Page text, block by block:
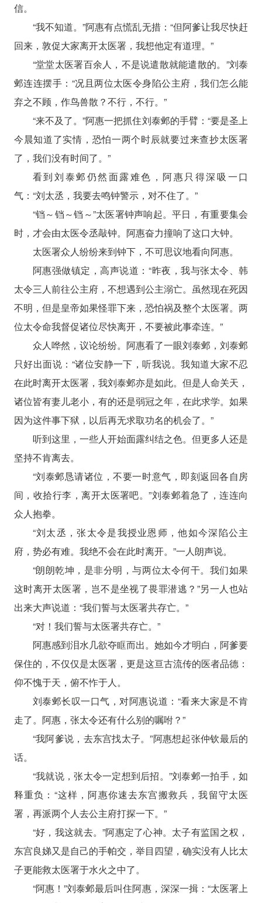
信。
“我不知道。”阿惠有点慌乱无措：“但阿爹让我尽快赶
回来，敦促大家离开太医署，我想他定有道理。”
“堂堂太医署百余人，不是说遣散就能遣散的。”刘泰
邺连连摆手：“况且两位太医令身陷公主府，我们怎么能
弃之不顾，作鸟兽散？不行，不行。”
“来不及了。”阿惠一把抓住刘泰邺的手臂：“要是圣上
今晨知道了实情，恐怕一两个时辰就要过来查抄太医署
了，我们没有时间了。”
看到刘泰邺仍然面露难色，阿惠只得深吸一口
气：“刘太丞，我要去鸣钟警示，对不住了。”
“铛～铛～铛～”太医署钟声响起。平日，有重要集会
时，才会由太医令丞敲钟。阿惠奋力撞响了这口大钟。
太医署众人纷纷来到钟下，不可思议地看向阿惠。
阿惠强做镇定，高声说道：“昨夜，我与张太令、韩
太令三人前往公主府，不想遇到公主溺亡。虽然现在死因
不明，但是皇帝如果怪罪下来，恐怕祸及整个太医署。两
位太令命我督促诸位尽快离开，不要被此事牵连。”
众人哗然，议论纷纷。阿惠看了一眼刘泰邺，刘泰邺
只好出面说：“诸位安静一下，听我说。我知道大家不忍
在此时离开太医署，我刘泰邺亦是如此。但是人命关天，
诸位皆有妻儿老小，有的还是弱冠之年，在此求学。如果
因为这件事下狱，以后再无求取功名的机会了。”
听到这里，一些人开始面露纠结之色。但更多人还是
坚持不肯离去。
“刘泰邺恳请诸位，不要一时意气，即刻返回各自房
间，收拾行李，离开太医署吧。”刘泰邺着急了，连连向
众人抱拳。
“刘太丞，张太令是我授业恩师，他如今深陷公主
府，势必有难。我绝不会在此时离开。”一人朗声说。
“朗朗乾坤，是非分明，与两位太令何干。我们如果
这时离开太医署，岂不是坐视了畏罪潜逃？”另一人也站
出来大声说道：“我们誓与太医署共存亡。”
“对！我们誓与太医署共存亡。”
阿惠感到泪水几欲夺眶而出。她如今才明白，阿爹要
保住的，不仅仅是太医署，更是这亘古流传的医者品德：
仰不愧于天，俯不怍于人。
刘泰邺长叹一口气，对阿惠说道：“看来大家是不肯
走了。阿惠，张太令还有什么别的嘱咐？”
“我阿爹说，去东宫找太子。”阿惠想起张仲钦最后的
话。
“我就说，张太令一定想到后招。”刘泰邺一拍手，如
释重负：“这样，阿惠你速去东宫搬救兵，我留守太医
署，再派两个人去公主府打探一下。”
“好，我这就去。”阿惠定了心神。太子有监国之权，
东宫良娣又是自己的手帕交，举目四望，确实没有人比太
子更能救太医署于水火之中了。
“阿惠！”刘泰邺最后叫住阿惠，深深一揖：“太医署上